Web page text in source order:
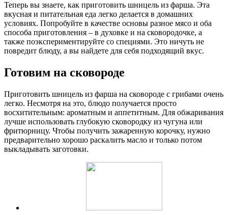
Теперь вы знаете, как приготовить шницель из фарша. Эта
вкусная и питательная еда легко делается в домашних
условиях. Попробуйте в качестве основы разное мясо и оба
способа приготовления – в духовке и на сковородочке, а
также поэкспериментируйте со специями. Это ничуть не
повредит блюду, а вы найдете для себя подходящий вкус.
Готовим на сковороде
Приготовить шницель из фарша на сковороде с грибами очень
легко. Несмотря на это, блюдо получается просто
восхитительным: ароматным и аппетитным. Для обжаривания
лучше использовать глубокую сковородку из чугуна или
фритюрницу. Чтобы получить зажаренную корочку, нужно
предварительно хорошо раскалить масло и только потом
выкладывать заготовки.